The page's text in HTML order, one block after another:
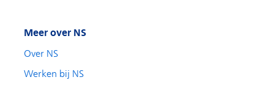
Meer over NS
Over NS
Werken bij NS